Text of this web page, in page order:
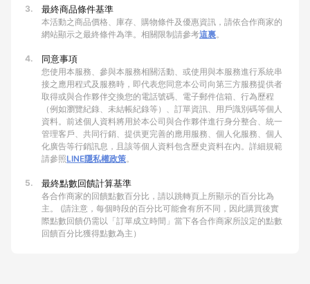
3. 最終商品條件基準
本活動之商品價格、庫存、購物條件及優惠資訊，請依合作商家的
網站顯示之最終條件為準。相關限制請參考這裏。
4. 同意事項
您使用本服務、參與本服務相關活動、或使用與本服務進行系統串
接之應用程式及服務時，即代表您同意本公司向第三方服務提供者
取得或與合作夥伴交換您的電話號碼、電子郵件信箱、行為歷程
（例如瀏覽紀錄、未結帳紀錄等）、訂單資訊、用戶識別碼等個人
資料。前述個人資料將用於本公司與合作夥伴進行身分整合、統一
管理客戶、共同行銷、提供更完善的應用服務、個人化服務、個人
化廣告等行銷訊息，且該等個人資料包含歷史資料在內。詳細規範
請參照LINE隱私權政策。
5. 最終點數回饋計算基準
各合作商家的回饋點數百分比，請以跳轉頁上所顯示的百分比為
主。 (請注意，每個時段的百分比可能會有所不同，因此購買後實
際點數回饋仍需以「訂單成立時間」當下各合作商家所設定的點數
回饋百分比獲得點數為主）